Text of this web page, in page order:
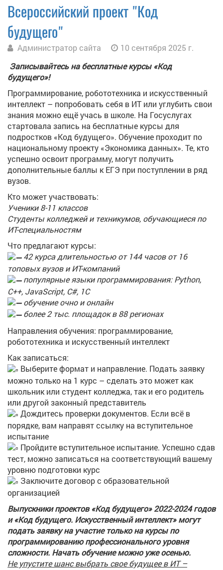
Всероссийский проект "Код
будущего"
Администратор сайта
10 сентября 2025 г.
Записывайтесь на бесплатные курсы «Код
будущего»!
Программирование, робототехника и искусственный
интеллект – попробовать себя в ИТ или углубить свои
знания можно ещё учась в школе. На Госуслугах
стартовала запись на бесплатные курсы для
подростков «Код будущего». Обучение проходит по
национальному проекту «Экономика данных». Те, кто
успешно освоит программу, могут получить
дополнительные баллы к ЕГЭ при поступлении в ряд
вузов.
Кто может участвовать:
️Ученики 8-11 классов
Студенты колледжей и техникумов, обучающиеся по
ИТ-специальностям
Что предлагают курсы:
42 курса длительностью от 144 часов от 16
топовых вузов и ИТ-компаний
популярные языки программирования: Python,
C++, JavaScript, C#, 1С
обучение очно и онлайн
более 2 тыс. площадок в 88 регионах
Направления обучения: программирование,
робототехника и искусственный интеллект
Как записаться:
Выберите формат и направление. Подать заявку
можно только на 1 курс – сделать это может как
школьник или студент колледжа, так и его родитель
или другой законный представитель
Дождитесь проверки документов. Если всё в
порядке, вам направят ссылку на вступительное
испытание
Пройдите вступительное испытание. Успешно сдав
тест, можно записаться на соответствующий вашему
уровню подготовки курс
Заключите договор с образовательной
организацией
Выпускники проектов «Код будущего» 2022-2024 годов
и «Код будущего. Искусственный интеллект» могут
подать заявку на участие только на курсы по
программированию профессионального уровня
сложности. Начать обучение можно уже осенью.
Не упустите шанс выбрать свое будущее в ИТ –